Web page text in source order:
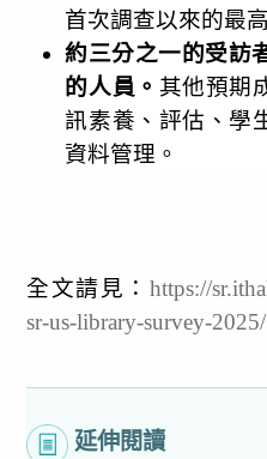
首次調查以來的最
約三分之一的受訪
的人員。 其他預期
訊素養、評估、學
資料管理。
全文請見： https://
sr-us-library-survey-2025/
延伸閱讀